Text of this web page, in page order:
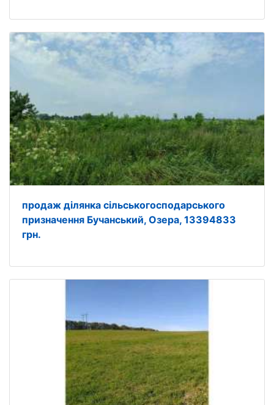
продаж ділянка сільськогосподарського
призначення Бучанський, Озера, 13394833
грн.